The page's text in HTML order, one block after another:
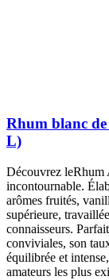
Rhum blanc
L)
Découvrez
incontournable.
arômes fruités,
supérieure,
connaisseurs.
conviviales, son
équilibrée et
amateurs les plus